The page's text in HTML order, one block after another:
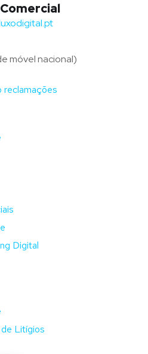
móvel nacional)
Digital
Litígios